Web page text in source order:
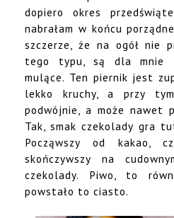
dopiero okres
nabrałam w końcu
szczerze, że na ogół nie
tego typu, są dla mnie
mulące. Ten piernik jest
lekko kruchy, a przy
podwójnie, a może nawet
Tak, smak czekolady gra
Począwszy od kakao,
skończywszy na
czekolady. Piwo, to
powstało to ciasto.